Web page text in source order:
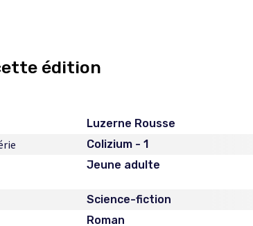
édition
Luzerne Rousse
Colizium - 1
Jeune adulte
Science-fiction
Roman